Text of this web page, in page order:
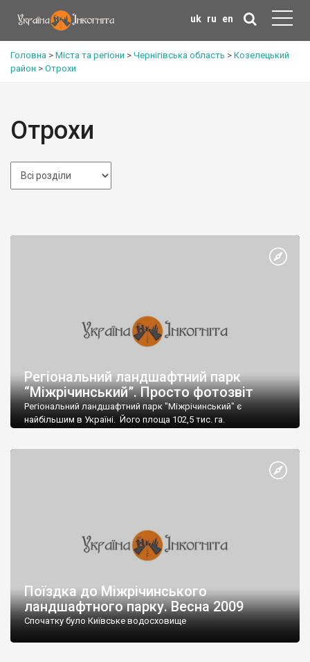
uk ru en
Головна > Міста та регіони > Чернігівська область > Козелецький
район > Отрохи
Отрохи
Регіональний ландшафтний парк
“Міжрічинський”. Просто фотозвіт
Регіональний ландшафтний парк "Міжрічинський" є
найбільшим в Україні. Його площа 102,5 тис. га.
Поїздка до Міжрічинського
ландшафтного парку. Весна 2009
Спочатку було Київське водосховище